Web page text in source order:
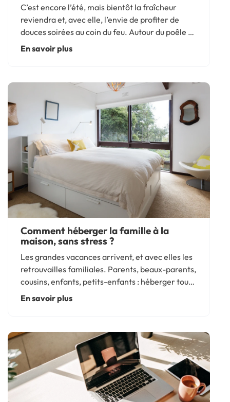
C’est encore l’été, mais bientôt la fraîcheur
reviendra et, avec elle, l’envie de profiter de
douces soirées au coin du feu. Autour du poêle ou
de la cheminée, imaginez un véritable espace de
vie avec du mobilier confortable, des
En savoir plus
Comment héberger la famille à la
maison, sans stress ?
Les grandes vacances arrivent, et avec elles les
retrouvailles familiales. Parents, beaux-parents,
cousins, enfants, petits-enfants : héberger toute
la famille sous le même toit est autant une joie
qu’un défi. Avec les bons meubles et quelques...
En savoir plus